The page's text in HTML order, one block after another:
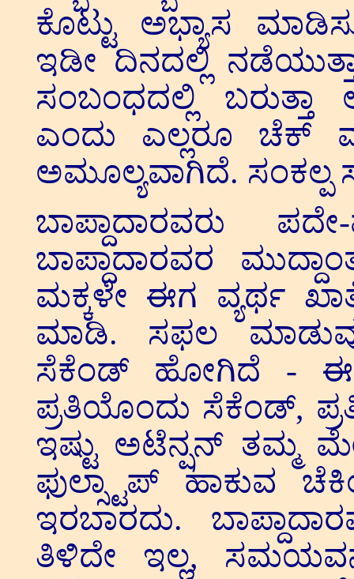
ಕೊಟ್ಟು ಅಭ್ಯಾಸ
ಇಡೀ ದಿನದಲ್ಲಿ
ಸಂಬಂಧದಲ್ಲಿ
ಎಂದು ಎಲ್ಲರೂ ಚೆಕ್
ಅಮೂಲ್ಯವಾಗಿದೆ. ಸಂಕಲ್ಪ
ಬಾಪ್ದಾದಾರವರು
ಬಾಪ್ದಾದಾರವರ
ಮಕ್ಕಳೇ ಈಗ ವ್ಯರ್ಥ
ಮಾಡಿ. ಸಫಲ
ಸೆಕೆಂಡ್ ಹೋಗಿದೆ - ಈ
ಪ್ರತಿಯೊಂದು ಸೆಕೆಂಡ್,
ಇಷ್ಟು ಅಟೆನ್ಷನ್ ತಮ್ಮ
ಫುಲ್ಸ್ಟಾಪ್ ಹಾಕುವ
ಇರಬಾರದು.
ತಿಳಿದೇ ಇಲ್ಲ,